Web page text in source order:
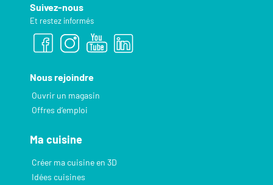
Suivez-nous
Et restez informés
Nous rejoindre
Ouvrir un magasin
Offres d’emploi
Ma cuisine
Créer ma cuisine en 3D
Idées cuisines